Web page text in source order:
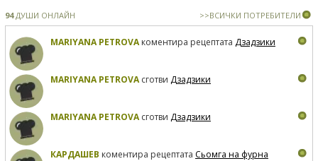
94ДУШИ ОНЛАЙН >>ВСИЧКИ ПОТРЕБИТЕЛИ
MARIYANA PETROVAкоментира рецептата Дзадзики
MARIYANA PETROVAсготви Дзадзики
MARIYANA PETROVAсготви Дзадзики
КАРДАШЕВ коментира рецептата Сьомга на фурна